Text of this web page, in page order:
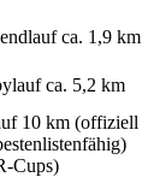
ca. 1,9 km
ca. 5,2 km
10 km (offiziell
Cups)